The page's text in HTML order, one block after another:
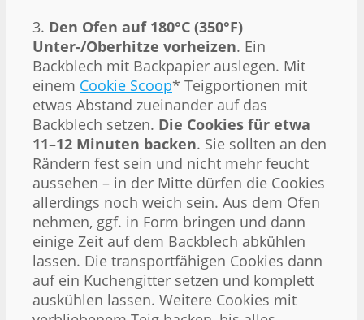
3. Den Ofen auf 180°C (350°F)
Unter-/Oberhitze vorheizen. Ein
Backblech mit Backpapier auslegen. Mit
einem Cookie Scoop* Teigportionen mit
etwas Abstand zueinander auf das
Backblech setzen. Die Cookies für etwa
11–12 Minuten backen. Sie sollten an den
Rändern fest sein und nicht mehr feucht
aussehen – in der Mitte dürfen die Cookies
allerdings noch weich sein. Aus dem Ofen
nehmen, ggf. in Form bringen und dann
einige Zeit auf dem Backblech abkühlen
lassen. Die transportfähigen Cookies dann
auf ein Kuchengitter setzen und komplett
auskühlen lassen. Weitere Cookies mit